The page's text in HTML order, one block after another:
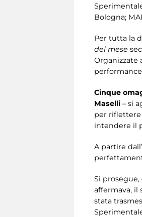
Bologna;
Per tutta la
del mese
Organizzate
Cinque
Maselli – si
per riflettere
intendere il
A partire
Si prosegue,
affermava, il
stata